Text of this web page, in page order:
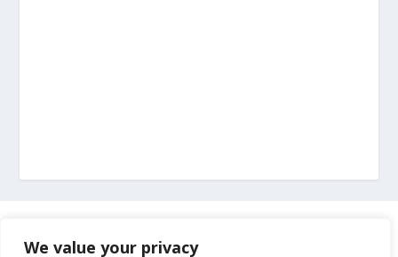
We value your privacy